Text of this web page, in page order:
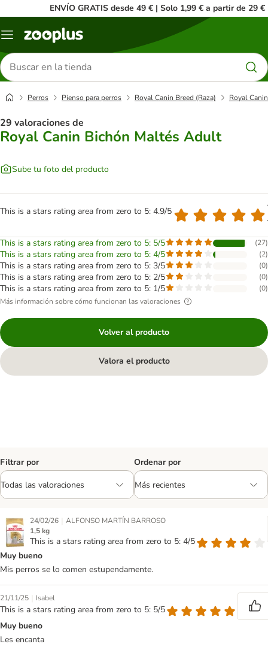
ENVÍO GRATIS desde 49 € | Solo 1,99 € a partir de 29 €
Menú
Buscar
productos
Perros Pienso para perros Royal Canin Breed (Raza) Royal
29 valoraciones de
Royal Canin Bichón Maltés Adult
Sube tu foto del producto
This is a stars rating area from zero to 5: 4.9/5
This is a stars rating area from zero to 5: 5/5 (27)
This is a stars rating area from zero to 5: 4/5 (2)
This is a stars rating area from zero to 5: 3/5 (0)
This is a stars rating area from zero to 5: 2/5 (0)
This is a stars rating area from zero to 5: 1/5 (0)
Más información sobre cómo funcionan las valoraciones
Volver al producto
Valora el producto
Filtrar por Ordenar por
24/02/26 | ALFONSO MARTÍN BARROSO
1,5 kg
This is a stars rating area from zero to 5: 4/5
Muy bueno
Mis perros se lo comen estupendamente.
21/11/25 | Isabel
This is a stars rating area from zero to 5: 5/5
Muy bueno
Les encanta